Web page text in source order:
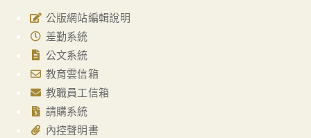
公版網站編輯說明
差勤系統
公文系統
教育雲信箱
教職員工信箱
請購系統
內控聲明書